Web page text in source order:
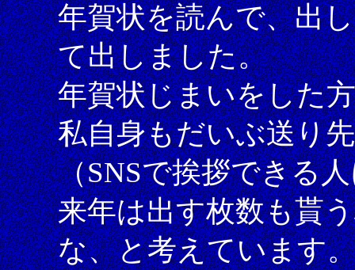
年賀状を読んで、出
て出しました。
年賀状じまいをした
私自身もだいぶ送り
（SNSで挨拶できる
来年は出す枚数も貰
な、と考えています